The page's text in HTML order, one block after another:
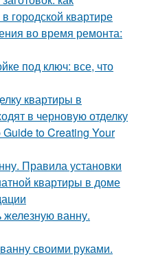
городской квартире
во время ремонта:
под ключ: все, что
квартиры в
в черновую отделку
to Creating Your
Правила установки
квартиры в доме
железную ванну.
своими руками.